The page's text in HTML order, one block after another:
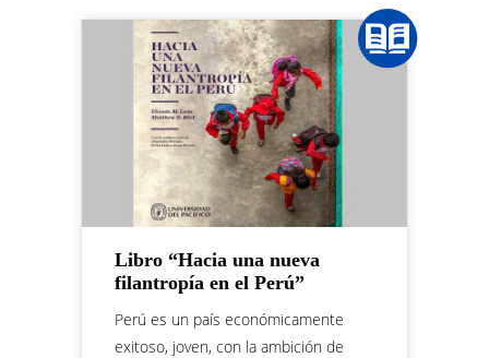
Libro “Hacia una nueva
filantropía en el Perú”
Perú es un país económicamente
exitoso, joven, con la ambición de